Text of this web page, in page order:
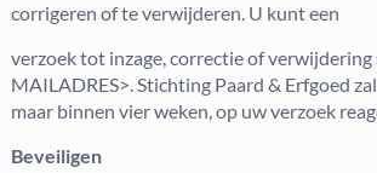
corrigeren of te verwijderen. U kunt een
verzoek tot inzage, correctie of verwijdering
MAILADRES>. Stichting Paard & Erfgoed
maar binnen vier weken, op uw verzoek
Beveiligen